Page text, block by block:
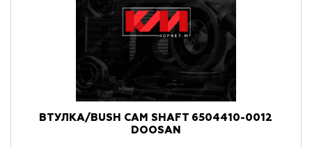
ВТУЛКА/BUSH CAM SHAFT 6504410-0012
DOOSAN